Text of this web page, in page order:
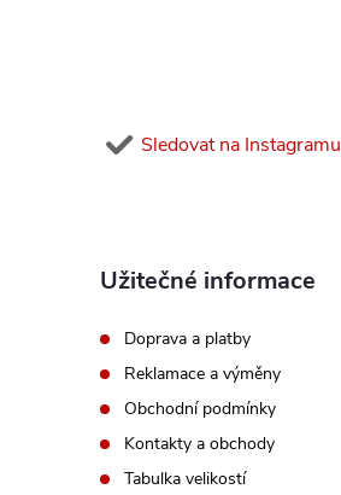
Sledovat na Instagramu
Užitečné informace
Doprava a platby
Reklamace a výměny
Obchodní podmínky
Kontakty a obchody
Tabulka velikostí